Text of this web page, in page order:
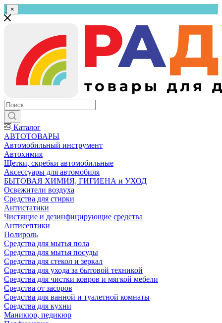
×
Каталог
АВТОТОВАРЫ
Автомобильный инструмент
Автохимия
Щетки, скребки автомобильные
Аксессуары для автомобиля
БЫТОВАЯ ХИМИЯ, ГИГИЕНА и УХОД
Освежители воздуха
Средства для стирки
Антистатики
Чистящие и дезинфицирующие средства
Антисептики
Полироль
Средства для мытья пола
Средства для мытья посуды
Средства для стекол и зеркал
Средства для ухода за бытовой техникой
Средства для чистки ковров и мягкой мебели
Средства от засоров
Средства для ванной и туалетной комнаты
Средства для кухни
Маникюр, педикюр